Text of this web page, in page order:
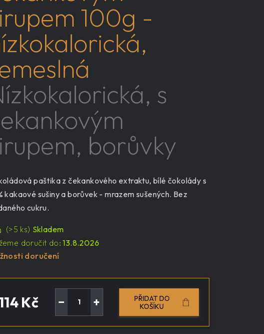
100g -
s
borůvky
paštika z čekankového extraktu, bílé čokolády s
kakaové sušiny a borůvek - mrazem sušených. Bez
cukru.
Skladem
(>5 ks)
doručit do: 13.8.2026
doručení
Kč +
−
PŘIDAT DO
KOŠÍKU